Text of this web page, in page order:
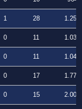
1 28
1.255
0 11
1.039
0 11
1.048
0 17
1.773
0 15
2.004